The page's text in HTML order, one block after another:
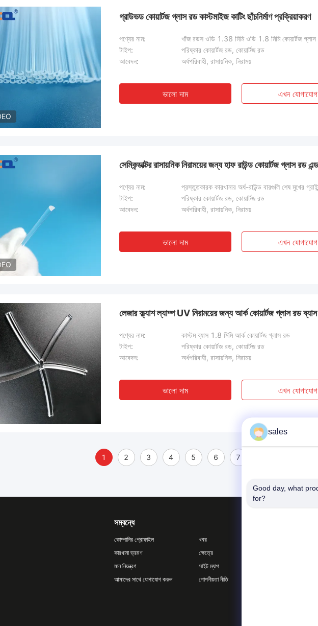
গ্রাউভড কোয়ার্টজ গ্লাস রড কাস্টমাইজ কাটিং ছাঁচনির্মাণ প্রক্রিয়াকরণ
পণ্যের নাম:
খাঁজ রডস ওডি 1.38 মিমি ওডি 1.8 মিমি কোয়ার্টজ
টাইপ:
পরিষ্কার কোয়ার্টজ রড, কোয়ার্টজ রড
আবেদন:
অর্ধপরিবাহী, রাসায়নিক, নিরাময়
ভালো দাম এখন যোগাযোগ
সেমিকন্ডাক্টর রাসায়নিক নিরাময়ের জন্য হাফ রাউন্ড কোয়ার্টজ গ্লাস রড
পণ্যের নাম:
প্রস্তুতকারক কারখানার অর্ধ-রাউন্ড বারগুলি শেষ মুখের
টাইপ:
পরিষ্কার কোয়ার্টজ রড, কোয়ার্টজ রড
আবেদন:
অর্ধপরিবাহী, রাসায়নিক, নিরাময়
ভালো দাম এখন যোগাযোগ
লেজার ফ্ল্যাশ ল্যাম্প UV নিরাময়ের জন্য আর্ক কোয়ার্টজ গ্লাস রড
পণ্যের নাম:
কাস্টম ব্যাস 1.8 মিমি আর্ক কোয়ার্টজ গ্লাস রড
টাইপ:
পরিষ্কার কোয়ার্টজ রড, কোয়ার্টজ রড
আবেদন:
অর্ধপরিবাহী, রাসায়নিক, নিরাময়
ভালো দাম এখন যোগাযোগ
1 2 3 4 5 6 7
সম্বন্ধে
কোম্পানির প্রোফাইল
কারখানা ভ্রমণ
মান নিয়ন্ত্রণ
আমাদের সাথে যোগাযোগ করুন
খবর
ক্ষেত্রে
সাইট ম্যাপ
গোপনীয়তা নীতি
sales
Good day, what
for?